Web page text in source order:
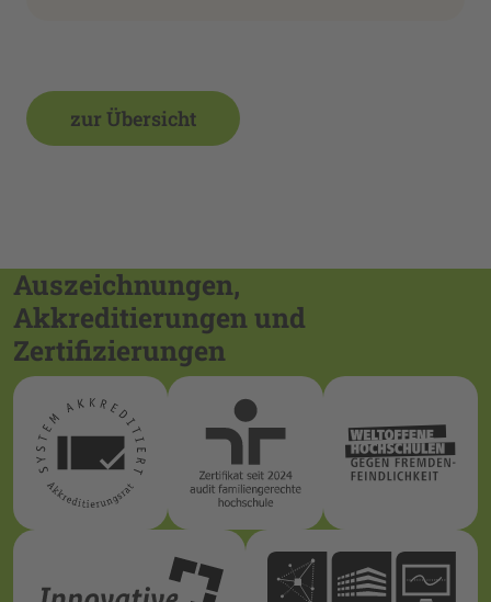
zur Übersicht
Auszeichnungen,
Akkreditierungen und
Zertifizierungen